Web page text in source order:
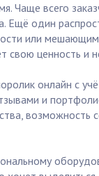
Чаще всего
один
или
ценность и
онлайн с
и
возможность